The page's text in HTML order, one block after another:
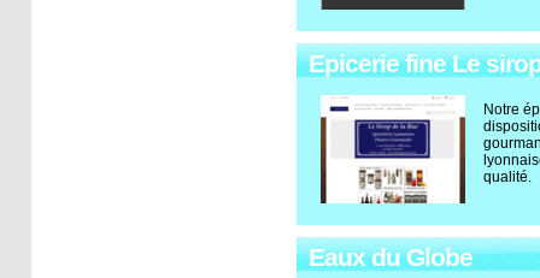
Epicerie fine Le
Notre
qualité.
Eaux du Globe